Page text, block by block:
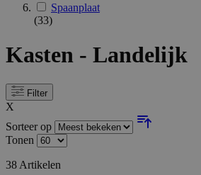
Spaanplaat
(33)
Kasten - Landelijk
Filter
X
Sorteer op
Tonen
38 Artikelen